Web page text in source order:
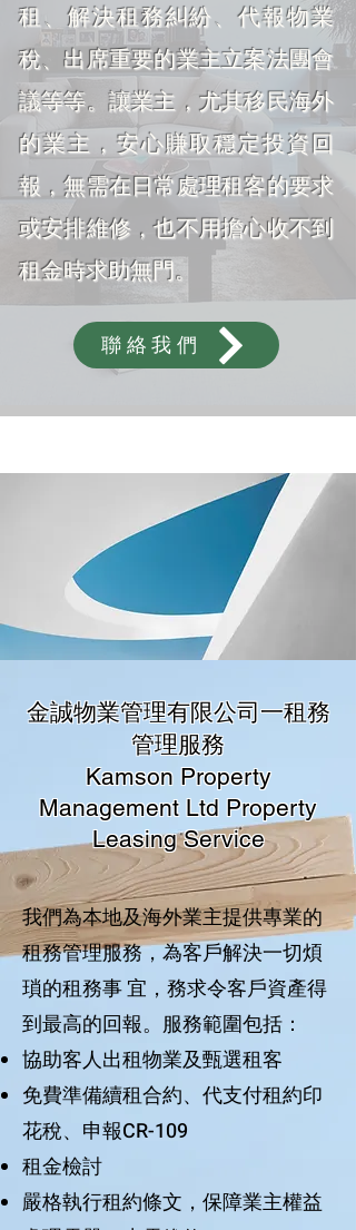
租、解決租務糾紛、代報物業
稅、出席重要的業主立案法團會
議等等。讓業主，尤其移民海外
的業主，安心賺取穩定投資回
報，無需在日常處理租客的要求
或安排維修，也不用擔心收不到
租金時求助無門。
聯絡我們
金誠物業管理有限公司一租務
管理服務
Kamson Property
Management Ltd Property
Leasing Service
我們為本地及海外業主提供專業的
租務管理服務，為客戶解決一切煩
瑣的租務事 宜，務求令客戶資產得
到最高的回報。服務範圍包括：
協助客人出租物業及甄選租客
免費準備續租合約、代支付租約印
花稅、申報CR-109
租金檢討
嚴格執行租約條文，保障業主權益